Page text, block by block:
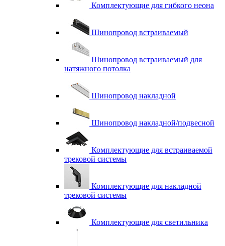
Комплектующие для гибкого неона
Шинопровод встраиваемый
Шинопровод встраиваемый для
натяжного потолка
Шинопровод накладной
Шинопровод накладной/подвесной
Комплектующие для встраиваемой
трековой системы
Комплектующие для накладной
трековой системы
Комплектующие для светильника